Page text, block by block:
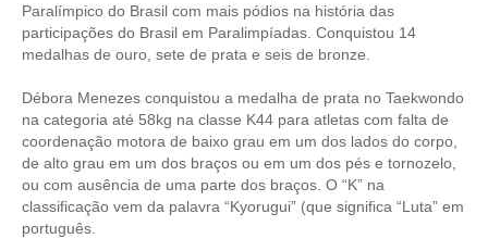
Paralímpico do Brasil com mais pódios na história das
participações do Brasil em Paralimpíadas. Conquistou 14
medalhas de ouro, sete de prata e seis de bronze.
Débora Menezes conquistou a medalha de prata no Taekwondo
na categoria até 58kg na classe K44 para atletas com falta de
coordenação motora de baixo grau em um dos lados do corpo,
de alto grau em um dos braços ou em um dos pés e tornozelo,
ou com ausência de uma parte dos braços. O “K” na
classificação vem da palavra “Kyorugui” (que significa “Luta” em
português.